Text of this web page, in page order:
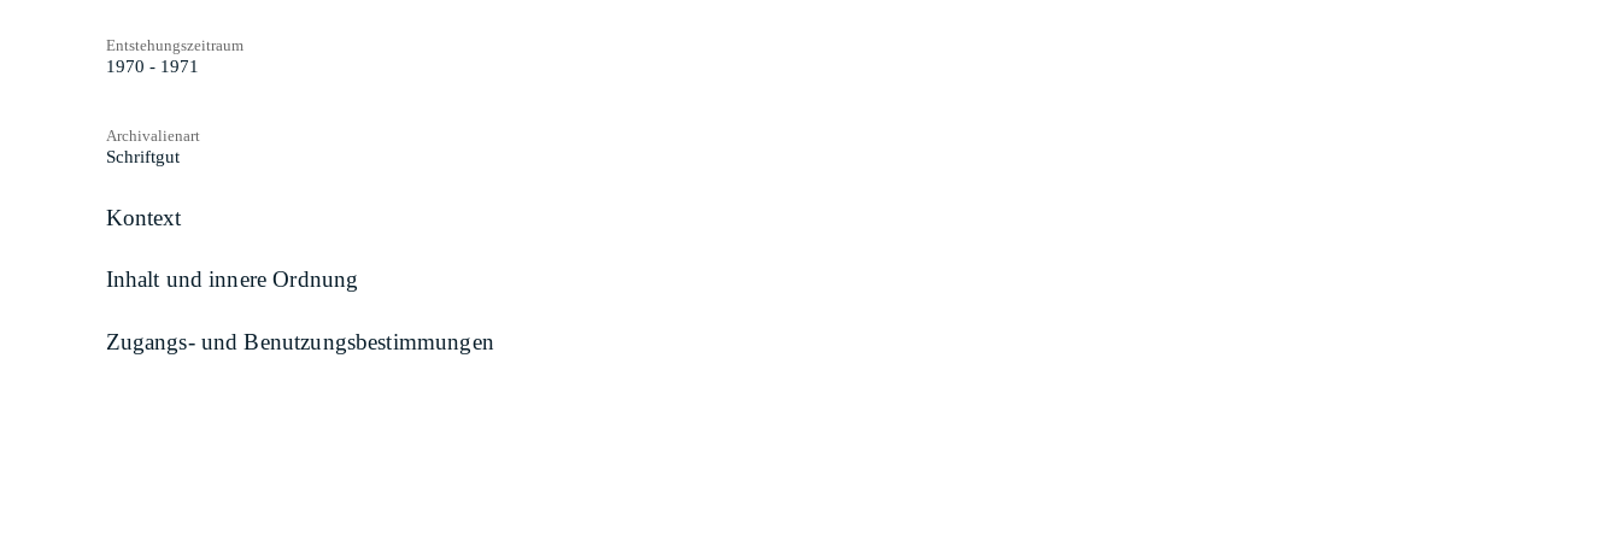
Entstehungszeitraum
1970 - 1971
Archivalienart
Schriftgut
Kontext
Inhalt und innere Ordnung
Zugangs- und Benutzungsbestimmungen